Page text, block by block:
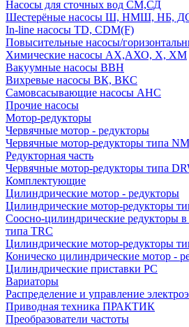
Насосы для сточных вод СМ,СД
Шестерёные насосы Ш, НМШ, НБ,
In-line насосы TD, CDM(F)
Повысительные насосы/
Химические насосы АХ,АХО, Х, ХМ
Вакуумные насосы ВВН
Вихревые насосы ВК, ВКС
Самовсасывающие насосы АНС
Прочие насосы
Мотор-редукторы
Червячные мотор - редукторы
Червячные мотор-редукторы типа
Редукторная часть
Червячные мотор-редукторы типа
Комплектующие
Цилиндрические мотор - редукторы
Цилиндрические мотор-редукторы
Соосно-цилиндрические редукторы
типа TRC
Цилиндрические мотор-редукторы
Коническо цилиндрические мотор -
Цилиндрические приставки PC
Вариаторы
Распределение и управление
Приводная техника ПРАКТИК
Преобразователи частоты